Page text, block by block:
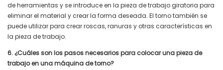
de herramientas y se introduce en la pieza de trabajo giratoria para
eliminar el material y crear la forma deseada. El torno también se
puede utilizar para crear roscas, ranuras y otras características en
la pieza de trabajo.
6. ¿Cuáles son los pasos necesarios para colocar una pieza de
trabajo en una máquina de torno?